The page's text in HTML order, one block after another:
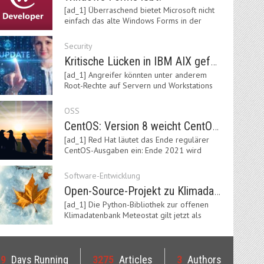
[ad_1] Überraschend bietet Microsoft nicht
einfach das alte Windows Forms in der
Security
Kritische Lücken in IBM AIX gefährden Server
[ad_1] Angreifer könnten unter anderem
Root-Rechte auf Servern und Workstations
OSS
CentOS: Version 8 weicht CentOS Stream
[ad_1] Red Hat läutet das Ende regulärer
CentOS-Ausgaben ein: Ende 2021 wird
Software-Entwicklung
Open-Source-Projekt zu Klimadaten: Meteostat Python Library 1.0 erschienen
[ad_1] Die Python-Bibliothek zur offenen
Klimadatenbank Meteostat gilt jetzt als
Days Running 3275 Articles 3 Authors